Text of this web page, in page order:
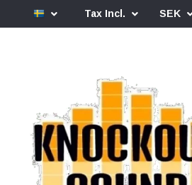
Tax Incl. SEK